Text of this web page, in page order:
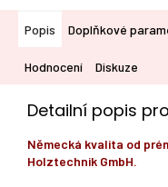
Popis Doplňkové
Hodnocení Diskuze
Detailní popis
Německá kvalita od
Holztechnik GmbH.